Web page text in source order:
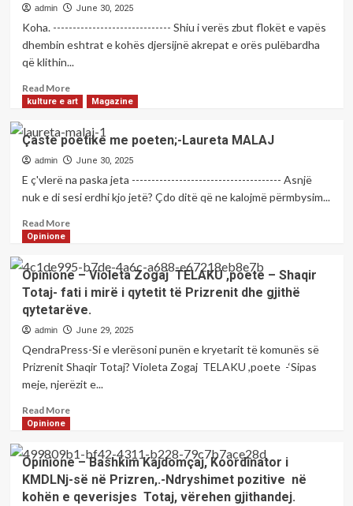
me
Flora
BOJA
admin June 30, 2025
Koha. ------------------------------ Shiu i verës zbut flokët e vapës
dhembin eshtrat e kohës djersijnë akrepat e orës pulëbardha
që klithin...
Read MoreRead
more
Çaste
poetike
me
poeten;-
Shyrete
kulture e art Magazine
Çaste poetike me poeten;-Laureta MALAJ
admin June 30, 2025
E ç'vlerë na paska jeta -------------------------------------- Asnjë
nuk e di sesi erdhi kjo jetë? Çdo ditë që ne kalojmë përmbysim...
Read MoreRead
Çaste
poetike
me
poeten;-
Laureta
Opinione
Opinione – Violeta Zogaj TELAKU ,poete – Shaqir
Totaj- fati i mirë i qytetit të Prizrenit dhe gjithë
qytetarëve.
admin June 29, 2025
QendraPress-Si e vlerësoni punën e kryetarit të komunës së
Prizrenit Shaqir Totaj? Violeta Zogaj TELAKU ,poete -‘Sipas
meje, njerëzit e...
Read MoreRead
Opinione
–
Violeta
Zogaj
Opinione
Opinione – Bashkim Kajdomçaj, Koordinator i
KMDLNj-së në Prizren,.-Ndryshimet pozitive në
kohën e qeverisjes Totaj, vërehen gjithandej.